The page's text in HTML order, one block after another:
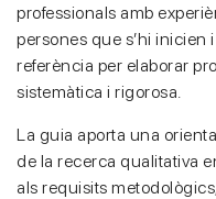
professionals amb
persones que s’hi
referència per elaborar
sistemàtica i rigorosa.
La guia aporta una
de la recerca qualitativa
als requisits